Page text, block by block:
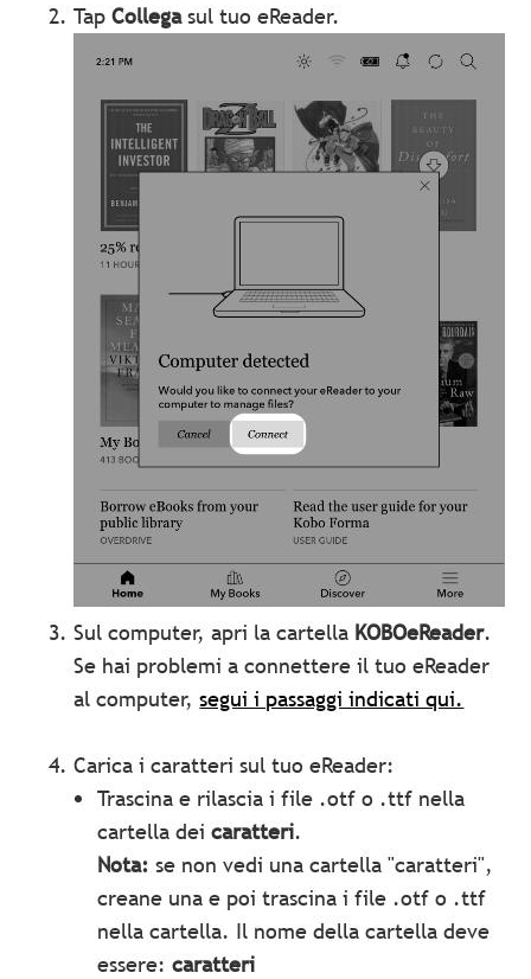
TapCollegasul tuo eReader.
Sul computer, apri la cartella KOBOeReader.
Se hai problemi a connettere il tuo eReader
al computer,segui i passaggi indicati qui.
Carica i caratteri sul tuo eReader:
Trascina e rilascia i file .otf o .ttf nella
cartella deicaratteri.
Nota: se non vedi una cartella "caratteri",
creane una e poi trascina i file .otf o .ttf
nella cartella. Il nome della cartella deve
essere:caratteri